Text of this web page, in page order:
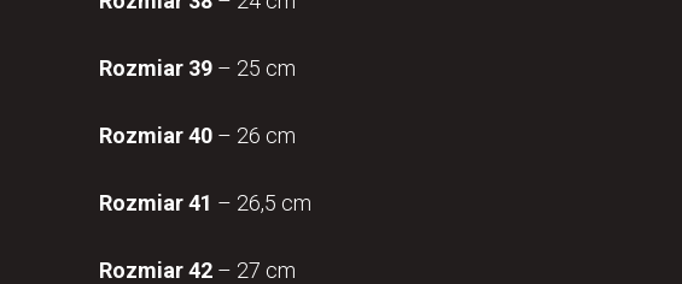
Rozmiar 39 – 25 cm
Rozmiar 40 – 26 cm
Rozmiar 41 – 26,5 cm
Rozmiar 42 – 27 cm